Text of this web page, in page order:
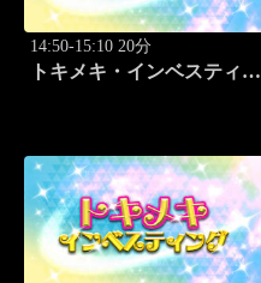
14:50-15:10 20分
トキメキ・インベスティン